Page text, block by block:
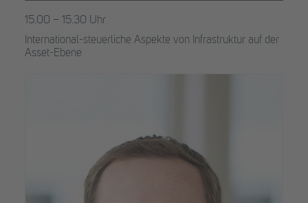
15.00 – 15.30 Uhr
International-steuerliche Aspekte von Infrastruktur auf der
Asset-Ebene